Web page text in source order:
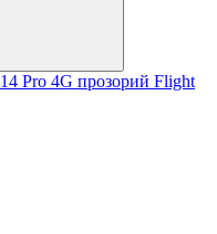
Pro 4G прозорий Flight